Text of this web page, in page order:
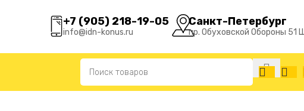
+7 (905) 218-19-05
info@idn-konus.ru
Санкт-Петербург
пр. Обуховской Обороны 51
ФС-4.1 (Односторонний)